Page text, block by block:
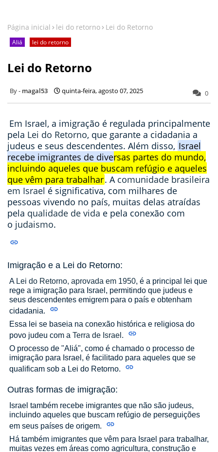
Página inicial lei do retorno Lei do Retorno
Aliá lei do retorno
Lei do Retorno
magal53 quinta-feira, agosto 07, 2025 0
Em Israel, a imigração é regulada principalmente
pela Lei do Retorno, que garante a cidadania a
judeus e seus descendentes. Além disso, Israel
recebe imigrantes de diversas partes do mundo,
incluindo aqueles que buscam refúgio e aqueles
que vêm para trabalhar. A comunidade brasileira
em Israel é significativa, com milhares de
pessoas vivendo no país, muitas delas atraídas
pela qualidade de vida e pela conexão com
o judaismo.
Imigração e a Lei do Retorno:
A Lei do Retorno, aprovada em 1950, é a principal lei que
rege a imigração para Israel, permitindo que judeus e
seus descendentes emigrem para o país e obtenham
cidadania.
Essa lei se baseia na conexão histórica e religiosa do
povo judeu com a Terra de Israel .
O processo de "Aliá", como é chamado o processo de
imigração para Israel, é facilitado para aqueles que se
qualificam sob a Lei do Retorno.
Outras formas de imigração:
Israel também recebe imigrantes que não são judeus,
incluindo aqueles que buscam refúgio de perseguições
em seus países de origem.
Há também imigrantes que vêm para Israel para trabalhar,
muitas vezes em áreas como agricultura, construção e